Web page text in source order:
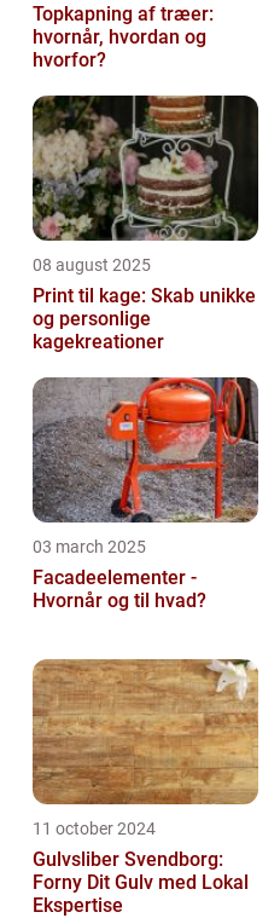
Topkapning af træer:
hvornår, hvordan og
hvorfor?
08 august 2025
Print til kage: Skab unikke
og personlige
kagekreationer
03 march 2025
Facadeelementer -
Hvornår og til hvad?
11 october 2024
Gulvsliber Svendborg:
Forny Dit Gulv med Lokal
Ekspertise